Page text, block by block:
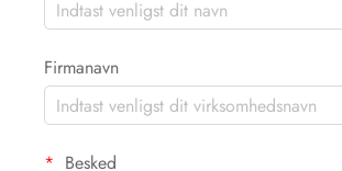
Firmanavn
Besked